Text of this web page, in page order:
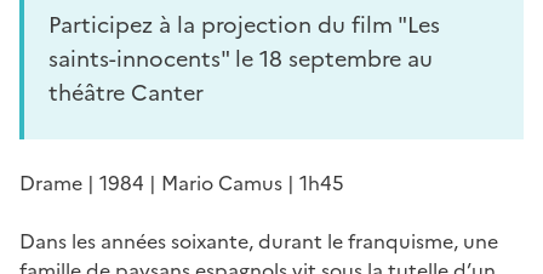
Participez à la projection du film "Les
saints-innocents" le 18 septembre au
théâtre Canter
Drame | 1984 | Mario Camus | 1h45
Dans les années soixante, durant le franquisme, une